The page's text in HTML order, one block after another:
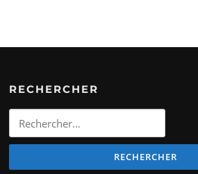
RECHERCHER
Rechercher